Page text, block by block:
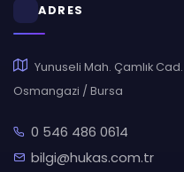
ADRES
Yunuseli Mah. Çamlık
Osmangazi / Bursa
0 546 486 0614
bilgi@hukas.com.tr